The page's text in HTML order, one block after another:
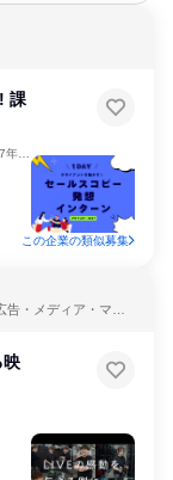
課
2月
この企業の類似募集
・メディア・マス
映